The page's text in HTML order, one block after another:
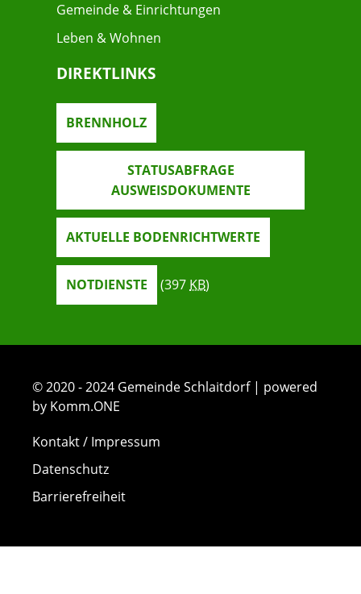
Gemeinde & Einrichtungen
Leben & Wohnen
DIREKTLINKS
BRENNHOLZ
STATUSABFRAGE
AUSWEISDOKUMENTE
AKTUELLE BODENRICHTWERTE
NOTDIENSTE (397 KB)
© 2020 - 2024 Gemeinde Schlaitdorf | powered
by Komm.ONE
Kontakt / Impressum
Datenschutz
Barrierefreiheit